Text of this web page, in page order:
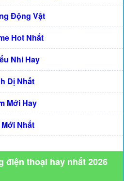
Động Vật
Hot Nhất
Nhi Hay
Dị Nhất
Mới Hay
Nhất
điện thoại hay nhất 2026